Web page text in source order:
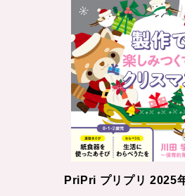
PriPri プリプリ 2025